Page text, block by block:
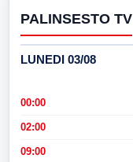
PALINSESTO TV
LUNEDI 03/08
00:00
02:00
09:00